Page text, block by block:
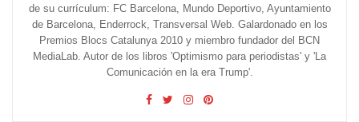
de su currículum: FC Barcelona, Mundo Deportivo, Ayuntamiento
de Barcelona, Enderrock, Transversal Web. Galardonado en los
Premios Blocs Catalunya 2010 y miembro fundador del BCN
MediaLab. Autor de los libros 'Optimismo para periodistas' y 'La
Comunicación en la era Trump'.